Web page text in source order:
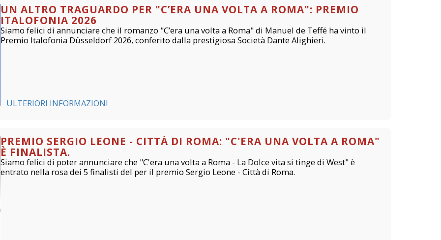
UN ALTRO TRAGUARDO PER "C’ERA UNA VOLTA A ROMA": PREMIO
ITALOFONIA 2026
Siamo felici di annunciare che il romanzo "C’era una volta a Roma" di Manuel de Teffé ha vinto il
Premio Italofonia Düsseldorf 2026, conferito dalla prestigiosa Società Dante Alighieri.
ULTERIORI INFORMAZIONI
PREMIO SERGIO LEONE - CITTÀ DI ROMA: "C'ERA UNA VOLTA A ROMA"
È FINALISTA.
Siamo felici di poter annunciare che "C'era una volta a Roma - La Dolce vita si tinge di West" è
entrato nella rosa dei 5 finalisti del per il premio Sergio Leone - Città di Roma.